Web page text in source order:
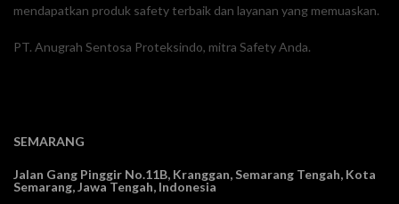
mendapatkan produk safety terbaik dan layanan yang memuaskan.
PT. Anugrah Sentosa Proteksindo, mitra Safety Anda.
SEMARANG
Jalan Gang Pinggir No.11B, Kranggan,Semarang Tengah, Kota
Semarang, Jawa Tengah, Indonesia